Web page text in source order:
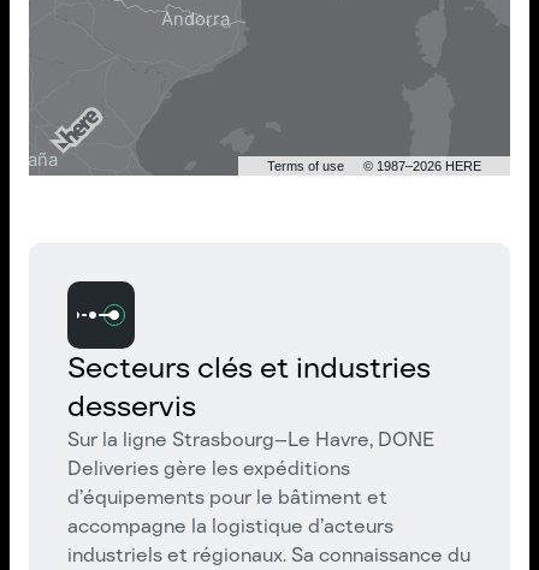
Terms of use © 1987–2026 HERE
Secteurs clés et industries
desservis
Sur la ligne Strasbourg–Le Havre, DONE
Deliveries gère les expéditions
d’équipements pour le bâtiment et
accompagne la logistique d’acteurs
industriels et régionaux. Sa connaissance du